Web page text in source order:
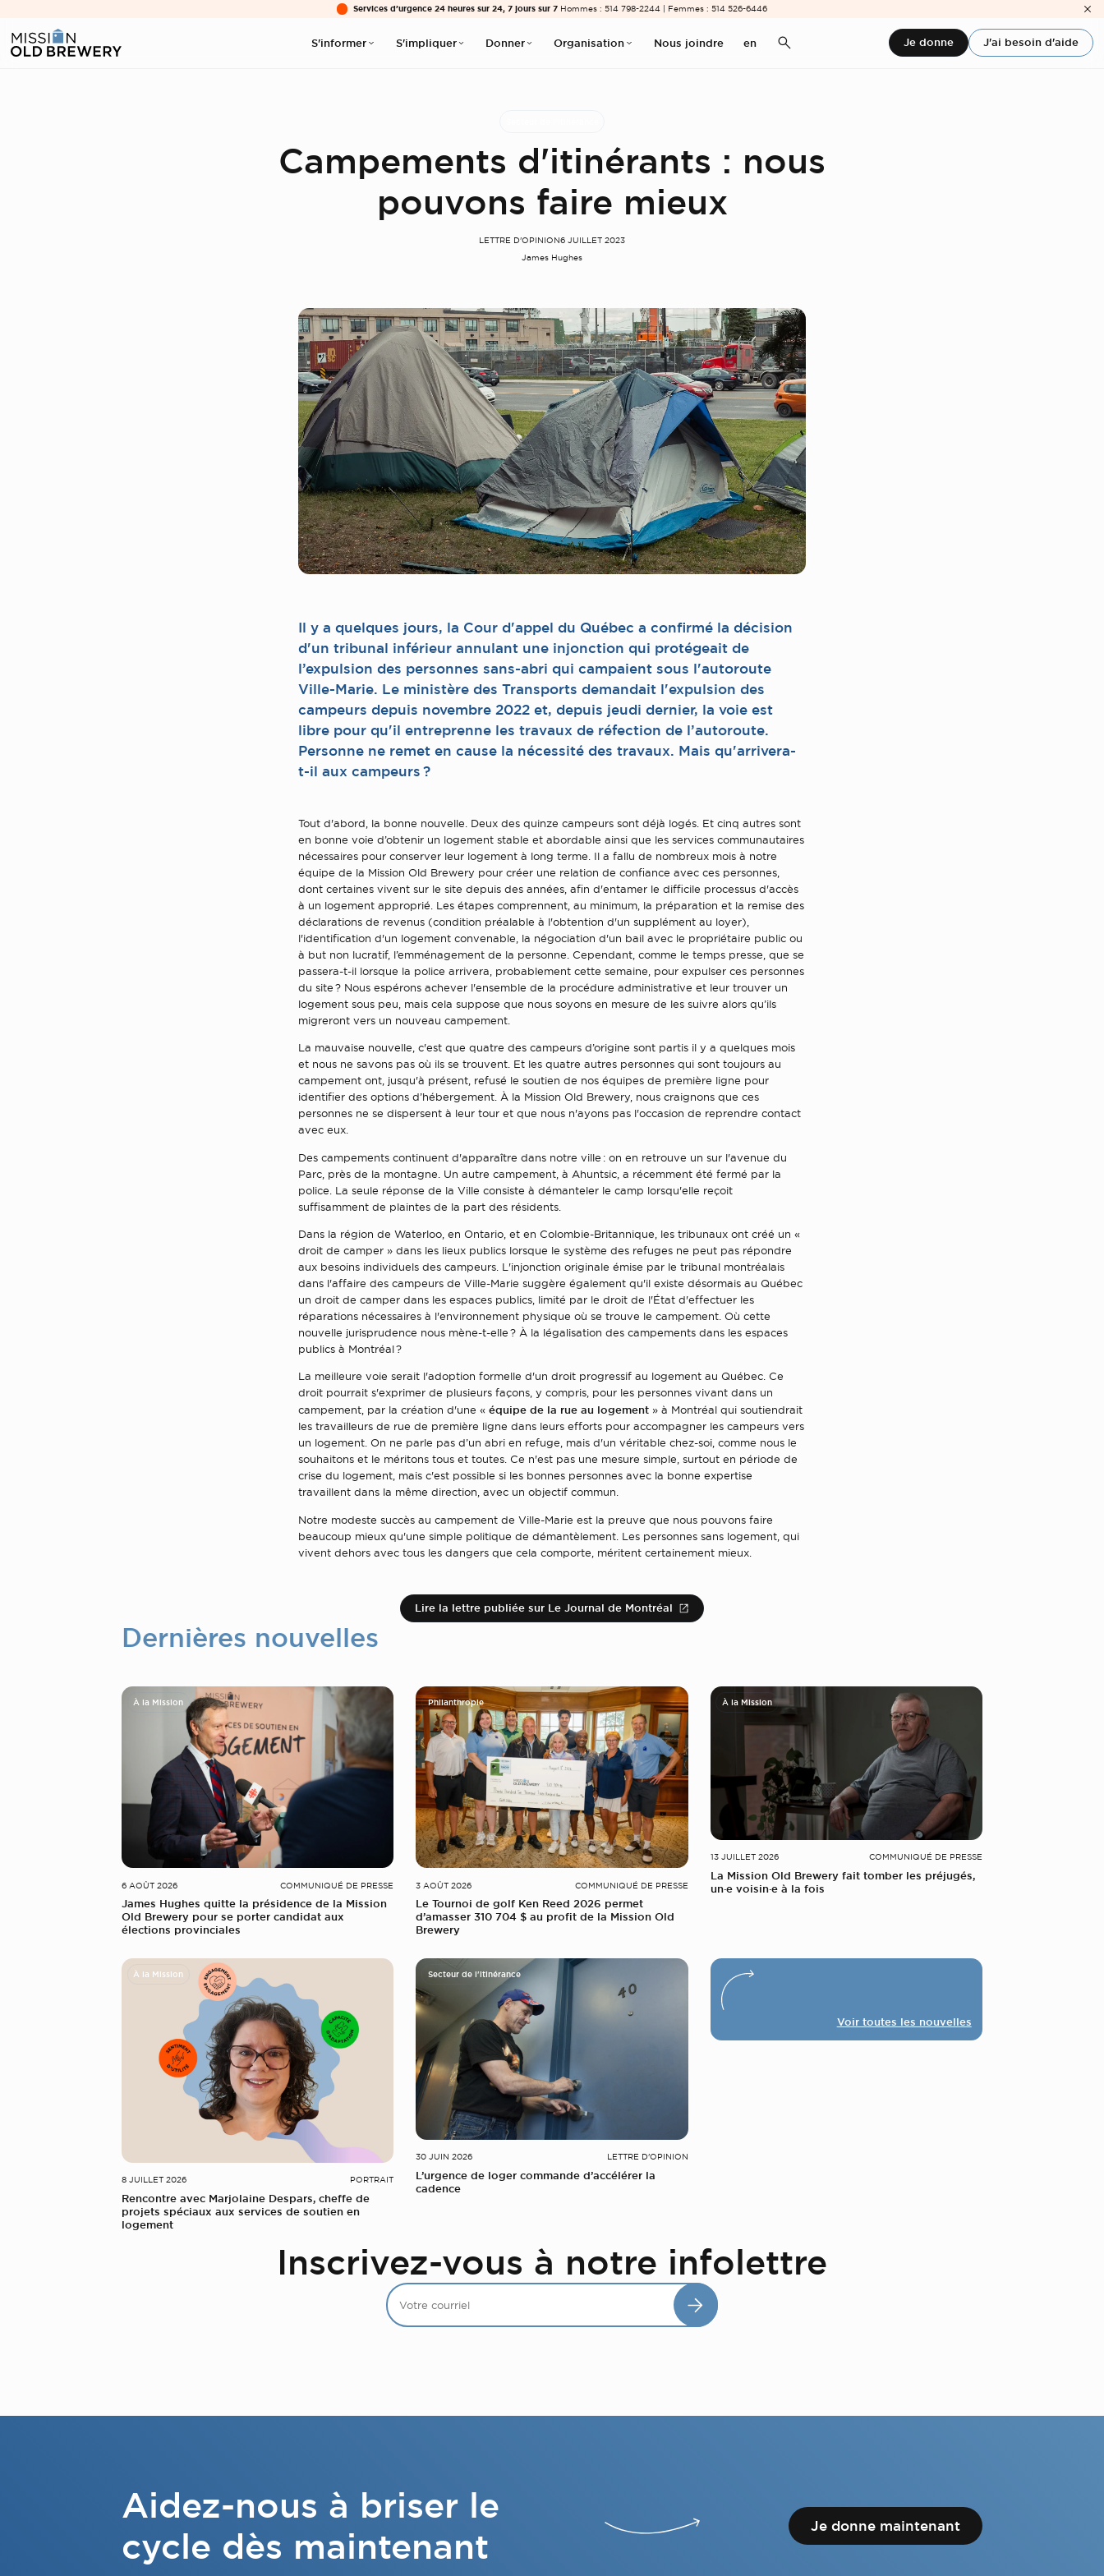
Services d’urgence 24 heures sur 24, 7 jours sur 7 Hommes : 514 798-2244 | Femmes : 514 526-6446
S'informer S'impliquer Donner Organisation Nous joindre en Je donne J'ai besoin d'aide
Campements d'itinérants : nous
pouvons faire mieux
LETTRE D'OPINION6 JUILLET 2023
James Hughes
Il y a quelques jours, la Cour d'appel du Québec a confirmé la décision
d'un tribunal inférieur annulant une injonction qui protégeait de
l’expulsion des personnes sans-abri qui campaient sous l'autoroute
Ville-Marie. Le ministère des Transports demandait l'expulsion des
campeurs depuis novembre 2022 et, depuis jeudi dernier, la voie est
libre pour qu'il entreprenne les travaux de réfection de l’autoroute.
Personne ne remet en cause la nécessité des travaux. Mais qu'arrivera-
t-il aux campeurs ?
Tout d'abord, la bonne nouvelle. Deux des quinze campeurs sont déjà logés. Et cinq autres sont
en bonne voie d’obtenir un logement stable et abordable ainsi que les services communautaires
nécessaires pour conserver leur logement à long terme. Il a fallu de nombreux mois à notre
équipe de la Mission Old Brewery pour créer une relation de confiance avec ces personnes,
dont certaines vivent sur le site depuis des années, afin d'entamer le difficile processus d'accès
à un logement approprié. Les étapes comprennent, au minimum, la préparation et la remise des
déclarations de revenus (condition préalable à l'obtention d'un supplément au loyer),
l'identification d'un logement convenable, la négociation d'un bail avec le propriétaire public ou
à but non lucratif, l’emménagement de la personne. Cependant, comme le temps presse, que se
passera-t-il lorsque la police arrivera, probablement cette semaine, pour expulser ces personnes
du site ? Nous espérons achever l'ensemble de la procédure administrative et leur trouver un
logement sous peu, mais cela suppose que nous soyons en mesure de les suivre alors qu’ils
migreront vers un nouveau campement.
La mauvaise nouvelle, c'est que quatre des campeurs d’origine sont partis il y a quelques mois
et nous ne savons pas où ils se trouvent. Et les quatre autres personnes qui sont toujours au
campement ont, jusqu'à présent, refusé le soutien de nos équipes de première ligne pour
identifier des options d’hébergement. À la Mission Old Brewery, nous craignons que ces
personnes ne se dispersent à leur tour et que nous n'ayons pas l'occasion de reprendre contact
avec eux.
Des campements continuent d'apparaître dans notre ville : on en retrouve un sur l'avenue du
Parc, près de la montagne. Un autre campement, à Ahuntsic, a récemment été fermé par la
police. La seule réponse de la Ville consiste à démanteler le camp lorsqu'elle reçoit
suffisamment de plaintes de la part des résidents.
Dans la région de Waterloo, en Ontario, et en Colombie-Britannique, les tribunaux ont créé un «
droit de camper » dans les lieux publics lorsque le système des refuges ne peut pas répondre
aux besoins individuels des campeurs. L'injonction originale émise par le tribunal montréalais
dans l'affaire des campeurs de Ville-Marie suggère également qu'il existe désormais au Québec
un droit de camper dans les espaces publics, limité par le droit de l'État d'effectuer les
réparations nécessaires à l'environnement physique où se trouve le campement. Où cette
nouvelle jurisprudence nous mène-t-elle ? À la légalisation des campements dans les espaces
publics à Montréal ?
La meilleure voie serait l'adoption formelle d'un droit progressif au logement au Québec. Ce
droit pourrait s'exprimer de plusieurs façons, y compris, pour les personnes vivant dans un
campement, par la création d'une « équipe de la rue au logement » à Montréal qui soutiendrait
les travailleurs de rue de première ligne dans leurs efforts pour accompagner les campeurs vers
un logement. On ne parle pas d’un abri en refuge, mais d'un véritable chez-soi, comme nous le
souhaitons et le méritons tous et toutes. Ce n'est pas une mesure simple, surtout en période de
crise du logement, mais c'est possible si les bonnes personnes avec la bonne expertise
travaillent dans la même direction, avec un objectif commun.
Notre modeste succès au campement de Ville-Marie est la preuve que nous pouvons faire
beaucoup mieux qu'une simple politique de démantèlement. Les personnes sans logement, qui
vivent dehors avec tous les dangers que cela comporte, méritent certainement mieux.
Lire la lettre publiée sur Le Journal de Montréal
Dernières nouvelles
À la Mission
6 AOÛT 2026 COMMUNIQUÉ DE PRESSE
James Hughes quitte la présidence de la Mission
Old Brewery pour se porter candidat aux
élections provinciales
Philanthropie
3 AOÛT 2026 COMMUNIQUÉ DE PRESSE
Le Tournoi de golf Ken Reed 2026 permet
d’amasser 310 704 $ au profit de la Mission Old
Brewery
À la Mission
13 JUILLET 2026 COMMUNIQUÉ DE PRESSE
La Mission Old Brewery fait tomber les préjugés,
un·e voisin·e à la fois
À la Mission
8 JUILLET 2026 PORTRAIT
Rencontre avec Marjolaine Despars, cheffe de
projets spéciaux aux services de soutien en
logement
Secteur de l'itinérance
30 JUIN 2026 LETTRE D'OPINION
L’urgence de loger commande d’accélérer la
cadence
Voir toutes les nouvelles
Inscrivez-vous à notre infolettre
Aidez-nous à briser le
cycle dès maintenant
Je donne maintenant